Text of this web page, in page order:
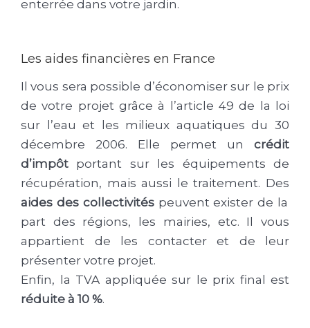
enterrée dans votre jardin.
Les aides financières en France
Il vous sera possible d’économiser sur le prix
de votre projet grâce à l’article 49 de la loi
sur l’eau et les milieux aquatiques du 30
décembre 2006. Elle permet un crédit
d’impôt portant sur les équipements de
récupération, mais aussi le traitement. Des
aides des collectivitéspeuvent exister de la
part des régions, les mairies, etc. Il vous
appartient de les contacter et de leur
présenter votre projet.
Enfin, la TVA appliquée sur le prix final est
réduite à 10 %.